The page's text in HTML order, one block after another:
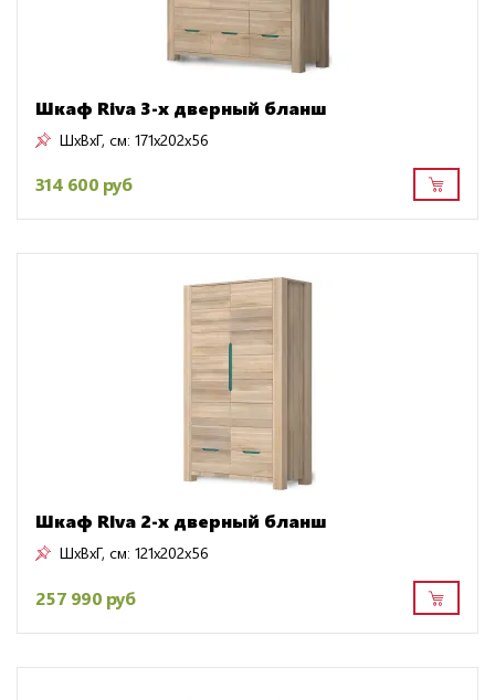
Шкаф Riva 3-х дверный бланш
ШxВxГ, см: 171x202x56
314 600 руб
Шкаф RIva 2-х дверный бланш
ШxВxГ, см: 121x202x56
257 990 руб